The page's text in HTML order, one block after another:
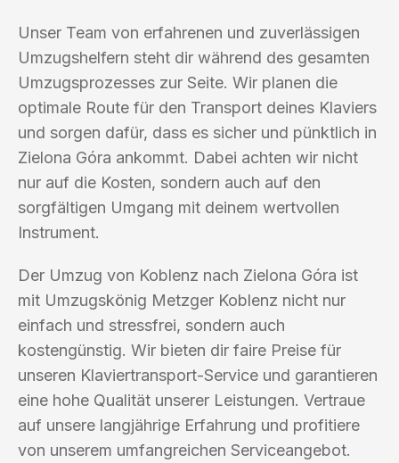
Unser Team von erfahrenen und zuverlässigen
Umzugshelfern steht dir während des gesamten
Umzugsprozesses zur Seite. Wir planen die
optimale Route für den Transport deines Klaviers
und sorgen dafür, dass es sicher und pünktlich in
Zielona Góra ankommt. Dabei achten wir nicht
nur auf die Kosten, sondern auch auf den
sorgfältigen Umgang mit deinem wertvollen
Instrument.
Der Umzug von Koblenz nach Zielona Góra ist
mit Umzugskönig Metzger Koblenz nicht nur
einfach und stressfrei, sondern auch
kostengünstig. Wir bieten dir faire Preise für
unseren Klaviertransport-Service und garantieren
eine hohe Qualität unserer Leistungen. Vertraue
auf unsere langjährige Erfahrung und profitiere
von unserem umfangreichen Serviceangebot.